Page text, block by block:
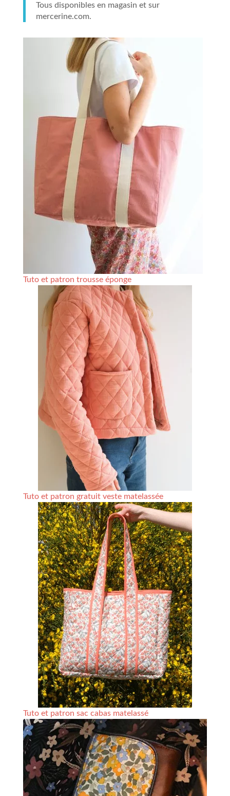
Tous disponibles en magasin et sur
mercerine.com.
Tuto et patron trousse éponge
Tuto et patron gratuit veste matelassée
Tuto et patron sac cabas matelassé